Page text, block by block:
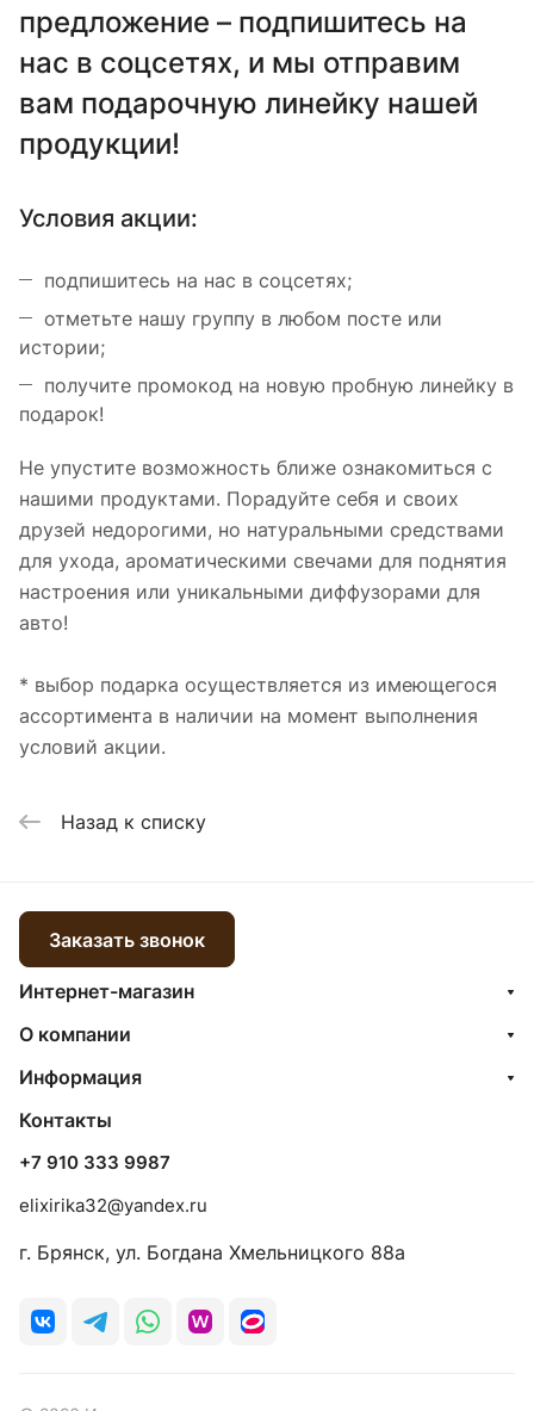
предложение – подпишитесь на
нас в соцсетях, и мы отправим
вам подарочную линейку нашей
продукции!
Условия акции:
подпишитесь на нас в соцсетях;
отметьте нашу группу в любом посте или
истории;
получите промокод на новую пробную линейку в
подарок!
Не упустите возможность ближе ознакомиться с
нашими продуктами. Порадуйте себя и своих
друзей недорогими, но натуральными средствами
для ухода, ароматическими свечами для поднятия
настроения или уникальными диффузорами для
авто!
* выбор подарка осуществляется из имеющегося
ассортимента в наличии на момент выполнения
условий акции.
Назад к списку
Заказать звонок
Интернет-магазин
О компании
Информация
Контакты
+7 910 333 9987
elixirika32@yandex.ru
г. Брянск, ул. Богдана Хмельницкого 88а